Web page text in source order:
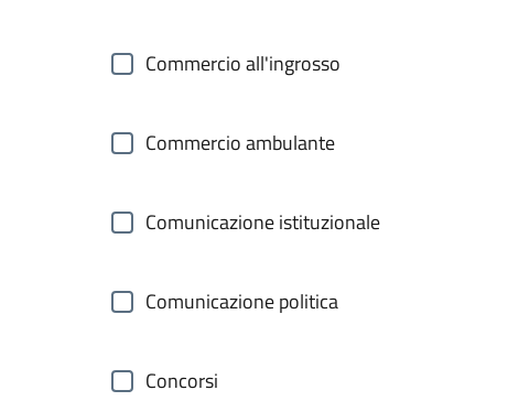
Commercio all'ingrosso
Commercio ambulante
Comunicazione istituzionale
Comunicazione politica
Concorsi